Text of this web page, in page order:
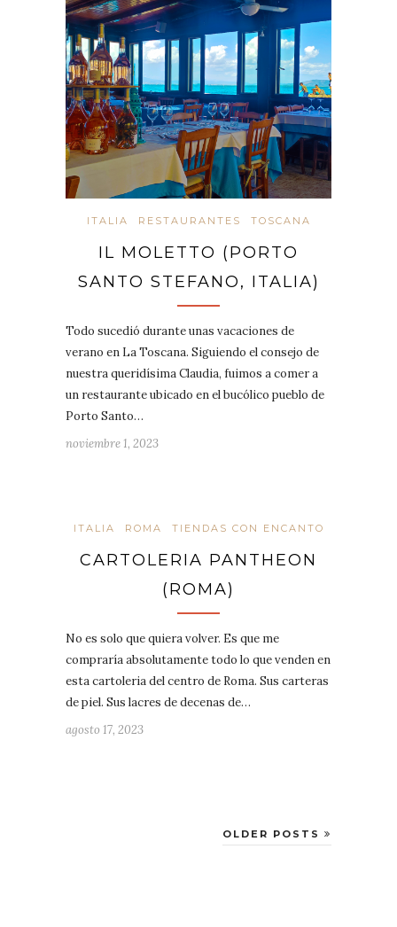
ITALIA RESTAURANTES TOSCANA
IL MOLETTO (PORTO
SANTO STEFANO, ITALIA)
Todo sucedió durante unas vacaciones de
verano en La Toscana. Siguiendo el consejo de
nuestra queridísima Claudia, fuimos a comer a
un restaurante ubicado en el bucólico pueblo de
Porto Santo…
noviembre 1, 2023
ITALIA ROMA TIENDAS CON ENCANTO
CARTOLERIA PANTHEON
(ROMA)
No es solo que quiera volver. Es que me
compraría absolutamente todo lo que venden en
esta cartoleria del centro de Roma. Sus carteras
de piel. Sus lacres de decenas de…
agosto 17, 2023
OLDER POSTS